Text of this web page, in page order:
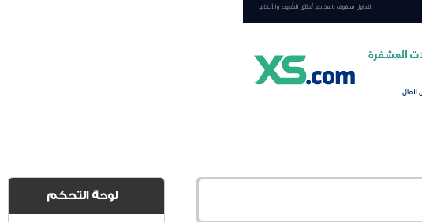
لوحة التحكم